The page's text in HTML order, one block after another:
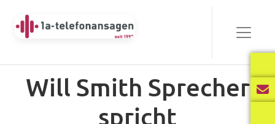
Will Smith Sprecher
spricht